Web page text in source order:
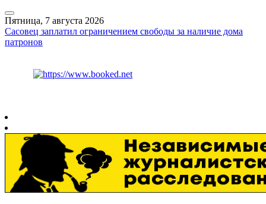
Пятница, 7 августа 2026
Сасовец заплатил ограничением свободы за наличие дома
патронов